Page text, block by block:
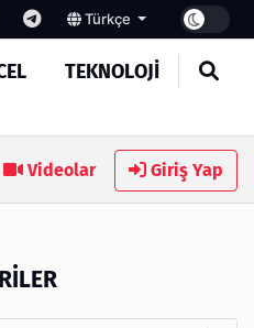
Türkçe
TEKNOLOJI
Verimliliği Olimpack ile
Videolar Giriş Yap